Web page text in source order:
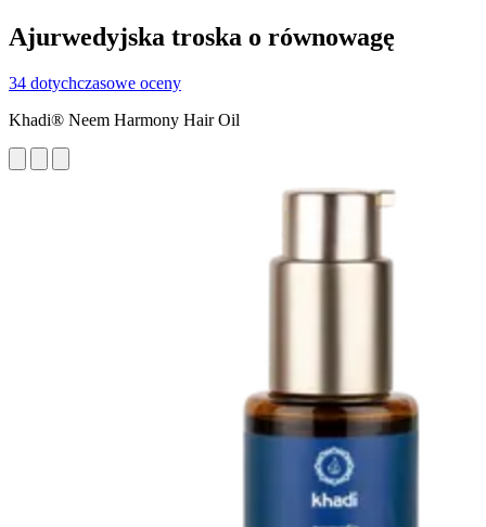
Ajurwedyjska troska o równowagę
34 dotychczasowe oceny
Khadi® Neem Harmony Hair Oil